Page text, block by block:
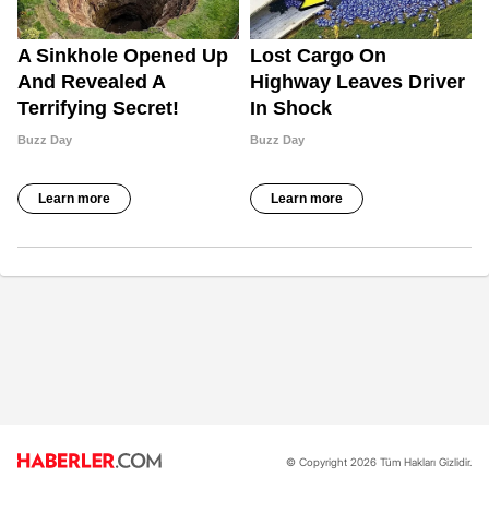
© Copyright 2026 Tüm Hakları Gizlidir.